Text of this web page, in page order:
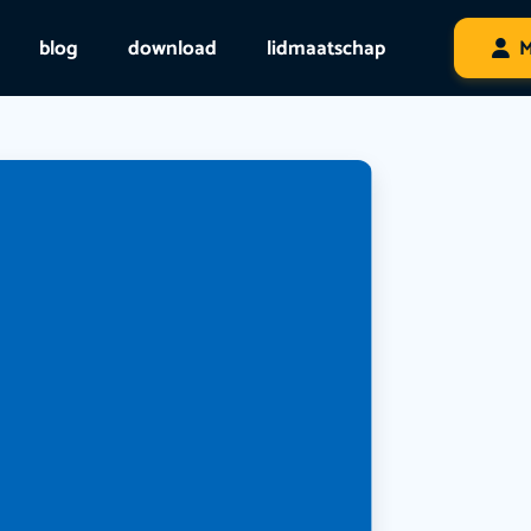
blog download lidmaatschap